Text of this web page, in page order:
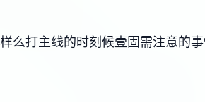
打主线的时刻候壹固需注意的